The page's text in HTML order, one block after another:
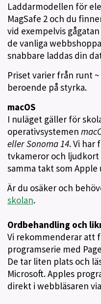
Laddarmodellen för
MagSafe 2 och du
vid exempelvis
de vanliga
snabbare laddas din
Priset varier från runt ~
beroende på styrka.
macOS
I nuläget gäller för
operativsystemen
eller Sonoma 14. Vi har
tvkameror och
samma takt som Apple
Är du osäker och
skolan.
Ordbehandling och
Vi rekommenderar att
programserie med
De tar liten plats och
Microsoft. Apples
direkt i webbläsaren